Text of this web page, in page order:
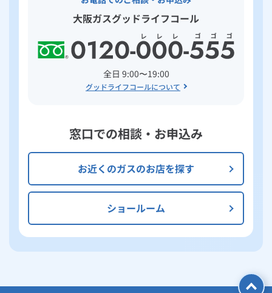
大阪ガスグッドライフコール
全日 9:00〜19:00
グッドライフコールについて
窓口での相談・お申込み
お近くのガスのお店を探す
ショールーム